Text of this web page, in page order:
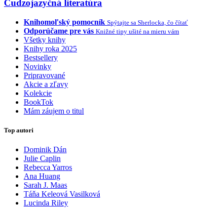
Cudzojazyčná literatúra
Knihomoľský pomocník Spýtajte sa Sherlocka, čo čítať
Odporúčame pre vás Knižné tipy ušité na mieru vám
Všetky knihy
Knihy roka 2025
Bestsellery
Novinky
Pripravované
Akcie a zľavy
Kolekcie
BookTok
Mám záujem o titul
Top autori
Dominik Dán
Julie Caplin
Rebecca Yarros
Ana Huang
Sarah J. Maas
Táňa Keleová Vasilková
Lucinda Riley